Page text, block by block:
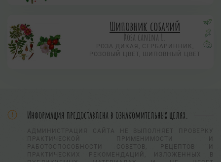
Шиповник собачий
Rosa canina L.
РОЗА ДИКАЯ, СЕРБАРИННИК,
РОЗОВЫЙ ЦВЕТ, ШИПОВНЫЙ ЦВЕТ
Информация предоставлена в ознакомительных целях.
АДМИНИСТРАЦИЯ САЙТА НЕ ВЫПОЛНЯЕТ ПРОВЕРКУ
ПРАКТИЧЕСКОЙ ПРИМЕНИМОСТИ И
РАБОТОСПОСОБНОСТИ СОВЕТОВ, РЕЦЕПТОВ И
ПРАКТИЧЕСКИХ РЕКОМЕНДАЦИЙ, ИЗЛОЖЕННЫХ В